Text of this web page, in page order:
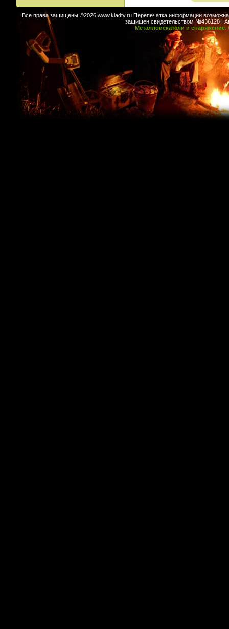
Все права защищены ©2026 www.kladtv.ru Перепечатка информации возможна
защищен свидетельством №436128 |
Металлоискатели и